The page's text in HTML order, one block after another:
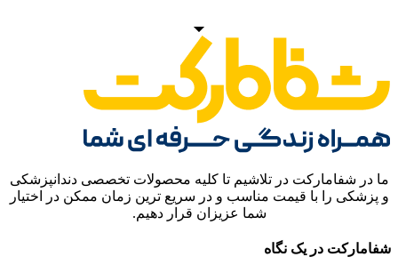
ما در شفامارکت در تلاشیم تا کلیه محصولات تخصصی دندانپزشکی
و پزشکی را با قیمت مناسب و در سریع ترین زمان ممکن در اختیار
شما عزیزان قرار دهیم.
شفامارکت در یک نگاه